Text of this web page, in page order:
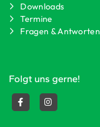
Downloads
Termine
Fragen & Antworten
Folgt uns gerne!